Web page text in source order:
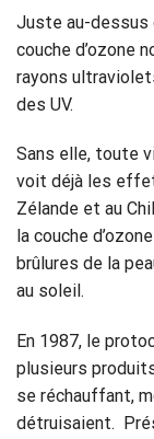
Juste au-dessus
couche d’ozone
rayons
des UV.
Sans elle, toute
voit déjà les
Zélande et au
la couche
brûlures de la
au soleil.
En 1987, le
plusieurs
se réchauffant,
détruisaient.